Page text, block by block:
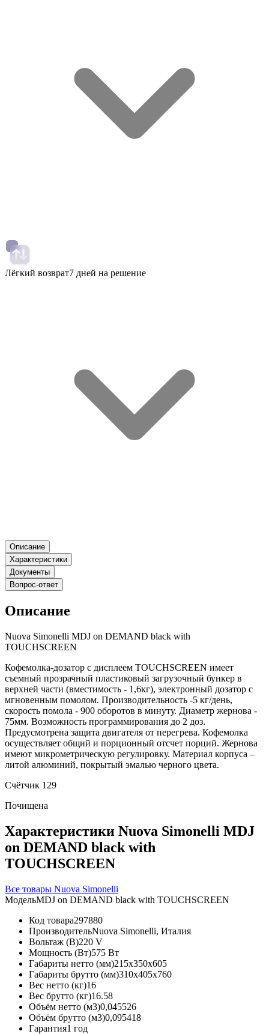
Лёгкий возврат7 дней на решение
Описание
Характеристики
Документы
Вопрос-ответ
Описание
Nuova Simonelli MDJ on DEMAND black with
TOUCHSCREEN
Кофемолка-дозатор с дисплеем TOUCHSCREEN имеет
съемный прозрачный пластиковый загрузочный бункер в
верхней части (вместимость - 1,6кг), электронный дозатор с
мгновенным помолом. Производительность -5 кг/день,
скорость помола - 900 оборотов в минуту. Диаметр жернова -
75мм. Возможность программирования до 2 доз.
Предусмотрена защита двигателя от перегрева. Кофемолка
осуществляет общий и порционный отсчет порций. Жернова
имеют микрометрическую регулировку. Материал корпуса –
литой алюминий, покрытый эмалью черного цвета.
Счётчик 129
Почищена
Характеристики Nuova Simonelli MDJ
on DEMAND black with
TOUCHSCREEN
Все товары Nuova Simonelli
МодельMDJ on DEMAND black with TOUCHSCREEN
Код товара297880
ПроизводительNuova Simonelli, Италия
Вольтаж (В)220 V
Мощность (Вт)575 Вт
Габариты нетто (мм)215x350x605
Габариты брутто (мм)310x405x760
Вес нетто (кг)16
Вес брутто (кг)16.58
Объём нетто (м3)0,045526
Объём брутто (м3)0,095418
Гарантия1 год